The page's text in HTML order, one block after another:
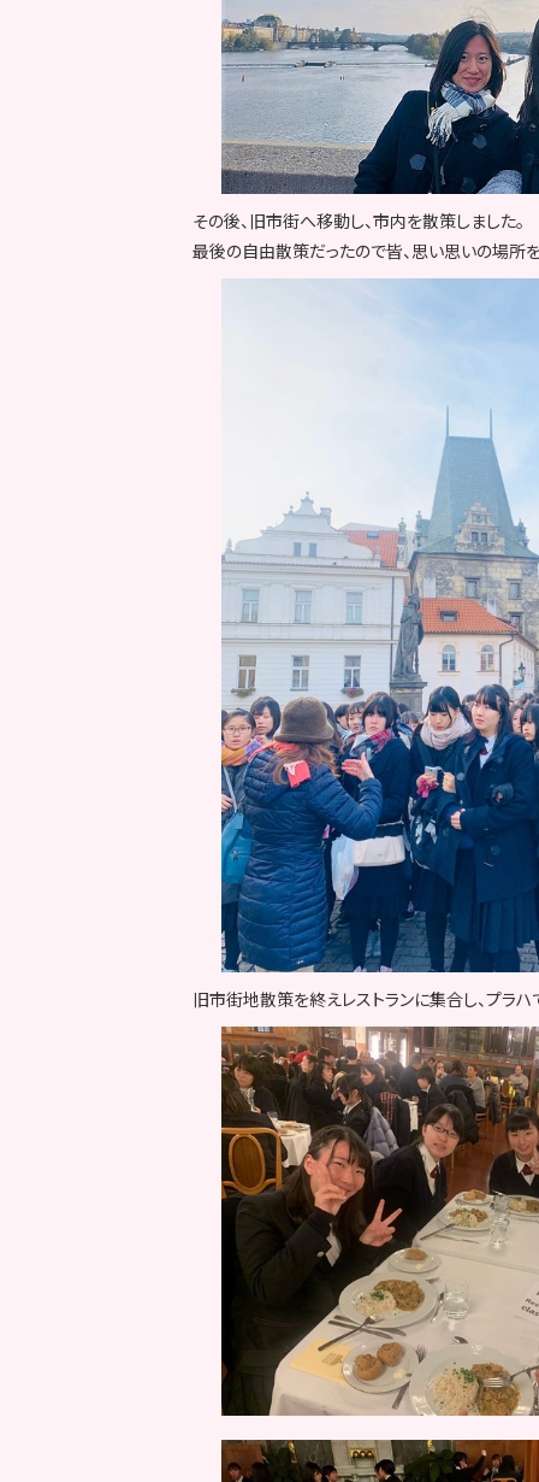
その後、旧市街へ移動し、市内を散策しました。
最後の自由散策だったので皆、思い思いの場所
旧市街地散策を終えレストランに集合し、プラ